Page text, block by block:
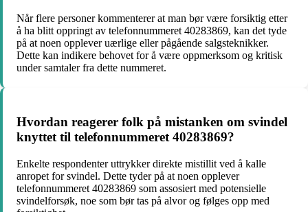
Når flere personer kommenterer at man bør være forsiktig etter
å ha blitt oppringt av telefonnummeret 40283869, kan det tyde
på at noen opplever uærlige eller pågående salgsteknikker.
Dette kan indikere behovet for å være oppmerksom og kritisk
under samtaler fra dette nummeret.
Hvordan reagerer folk på mistanken om svindel
knyttet til telefonnummeret 40283869?
Enkelte respondenter uttrykker direkte mistillit ved å kalle
anropet for svindel. Dette tyder på at noen opplever
telefonnummeret 40283869 som assosiert med potensielle
svindelforsøk, noe som bør tas på alvor og følges opp med